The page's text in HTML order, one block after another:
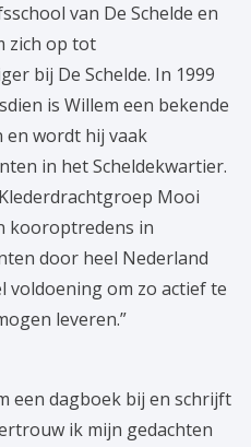
van De Schelde en
zich op tot
bij De Schelde. In 1999
is Willem een bekende
en wordt hij vaak
in het Scheldekwartier.
Mooi
kooroptredens in
door heel Nederland
voldoening om zo actief te
leveren.”
een dagboek bij en schrijft
ik mijn gedachten